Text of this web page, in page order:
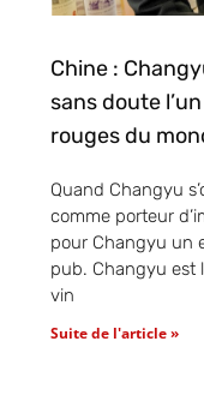
Chine :
sans doute
rouges du
Quand Changyu
comme porteur
pour Changyu un
pub. Changyu est
vin
Suite de l'article »